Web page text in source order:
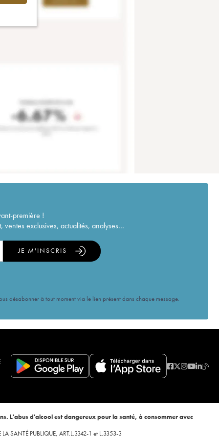
première !
exclusives, actualités, analyses...
JE M'INSCRIS
désabonner à tout moment via le lien présent dans chaque message.
L'abus d'alcool est dangereux pour la santé, à consommer avec
SANTÉ PUBLIQUE, ART.L.3342-1 et L.3353-3